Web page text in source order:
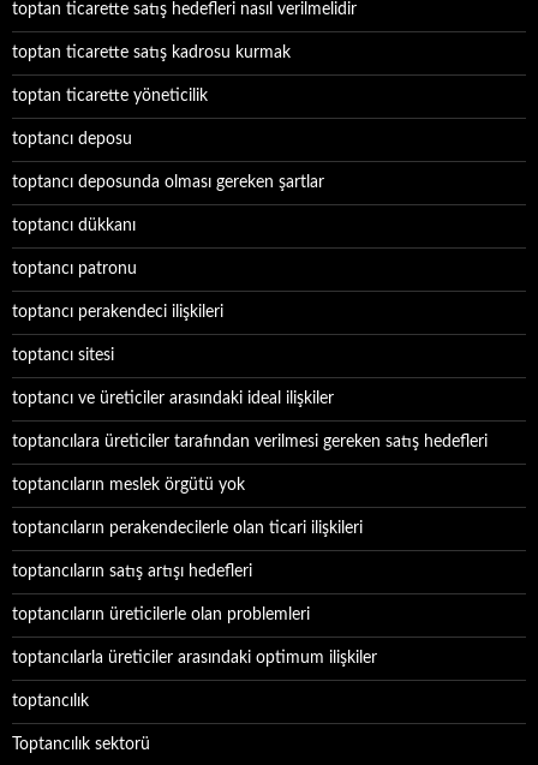
toptan ticarette satış hedefleri nasıl verilmelidir
toptan ticarette satış kadrosu kurmak
toptan ticarette yöneticilik
toptancı deposu
toptancı deposunda olması gereken şartlar
toptancı dükkanı
toptancı patronu
toptancı perakendeci ilişkileri
toptancı sitesi
toptancı ve üreticiler arasındaki ideal ilişkiler
toptancılara üreticiler tarafından verilmesi gereken satış hedefleri
toptancıların meslek örgütü yok
toptancıların perakendecilerle olan ticari ilişkileri
toptancıların satış artışı hedefleri
toptancıların üreticilerle olan problemleri
toptancılarla üreticiler arasındaki optimum ilişkiler
toptancılık
Toptancılık sektorü